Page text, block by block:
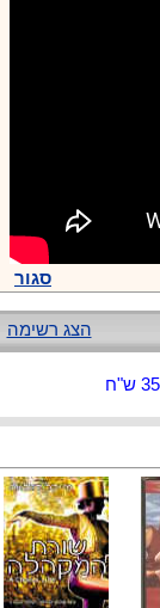
סגור
הצג רשימה